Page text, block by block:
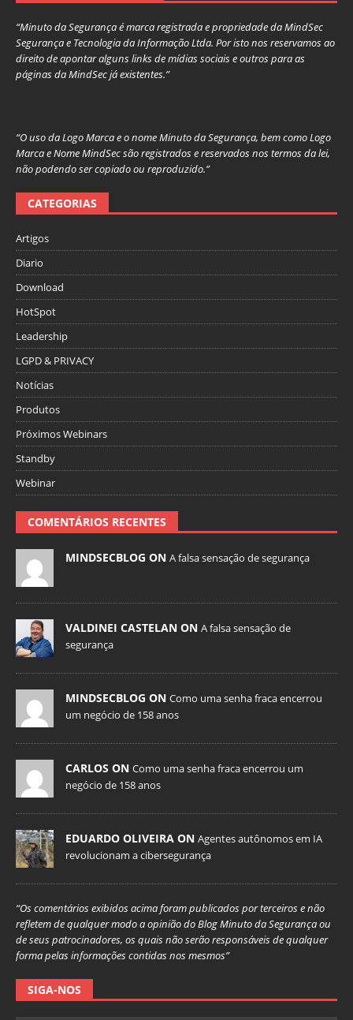
“Minuto da Segurança é marca registrada e propriedade da MindSec
Segurança e Tecnologia da Informação Ltda. Por isto nos reservamos ao
direito de apontar alguns links de mídias sociais e outros para as
páginas da MindSec já existentes.”
“O uso da Logo Marca e o nome Minuto da Segurança, bem como Logo
Marca e Nome MindSec são registrados e reservados nos termos da lei,
não podendo ser copiado ou reproduzido.”
CATEGORIAS
Artigos
Diario
Download
HotSpot
Leadership
LGPD & PRIVACY
Notícias
Produtos
Próximos Webinars
Standby
Webinar
COMENTÁRIOS RECENTES
MINDSECBLOG ON A falsa sensação de segurança
VALDINEI CASTELAN ON A falsa sensação de
segurança
MINDSECBLOG ON Como uma senha fraca encerrou
um negócio de 158 anos
CARLOS ON Como uma senha fraca encerrou um
negócio de 158 anos
EDUARDO OLIVEIRA ON Agentes autônomos em IA
revolucionam a cibersegurança
“Os comentários exibidos acima foram publicados por terceiros e não
refletem de qualquer modo a opinião do Blog Minuto da Segurança ou
de seus patrocinadores, os quais não serão responsáveis de qualquer
forma pelas informações contidas nos mesmos”
SIGA-NOS